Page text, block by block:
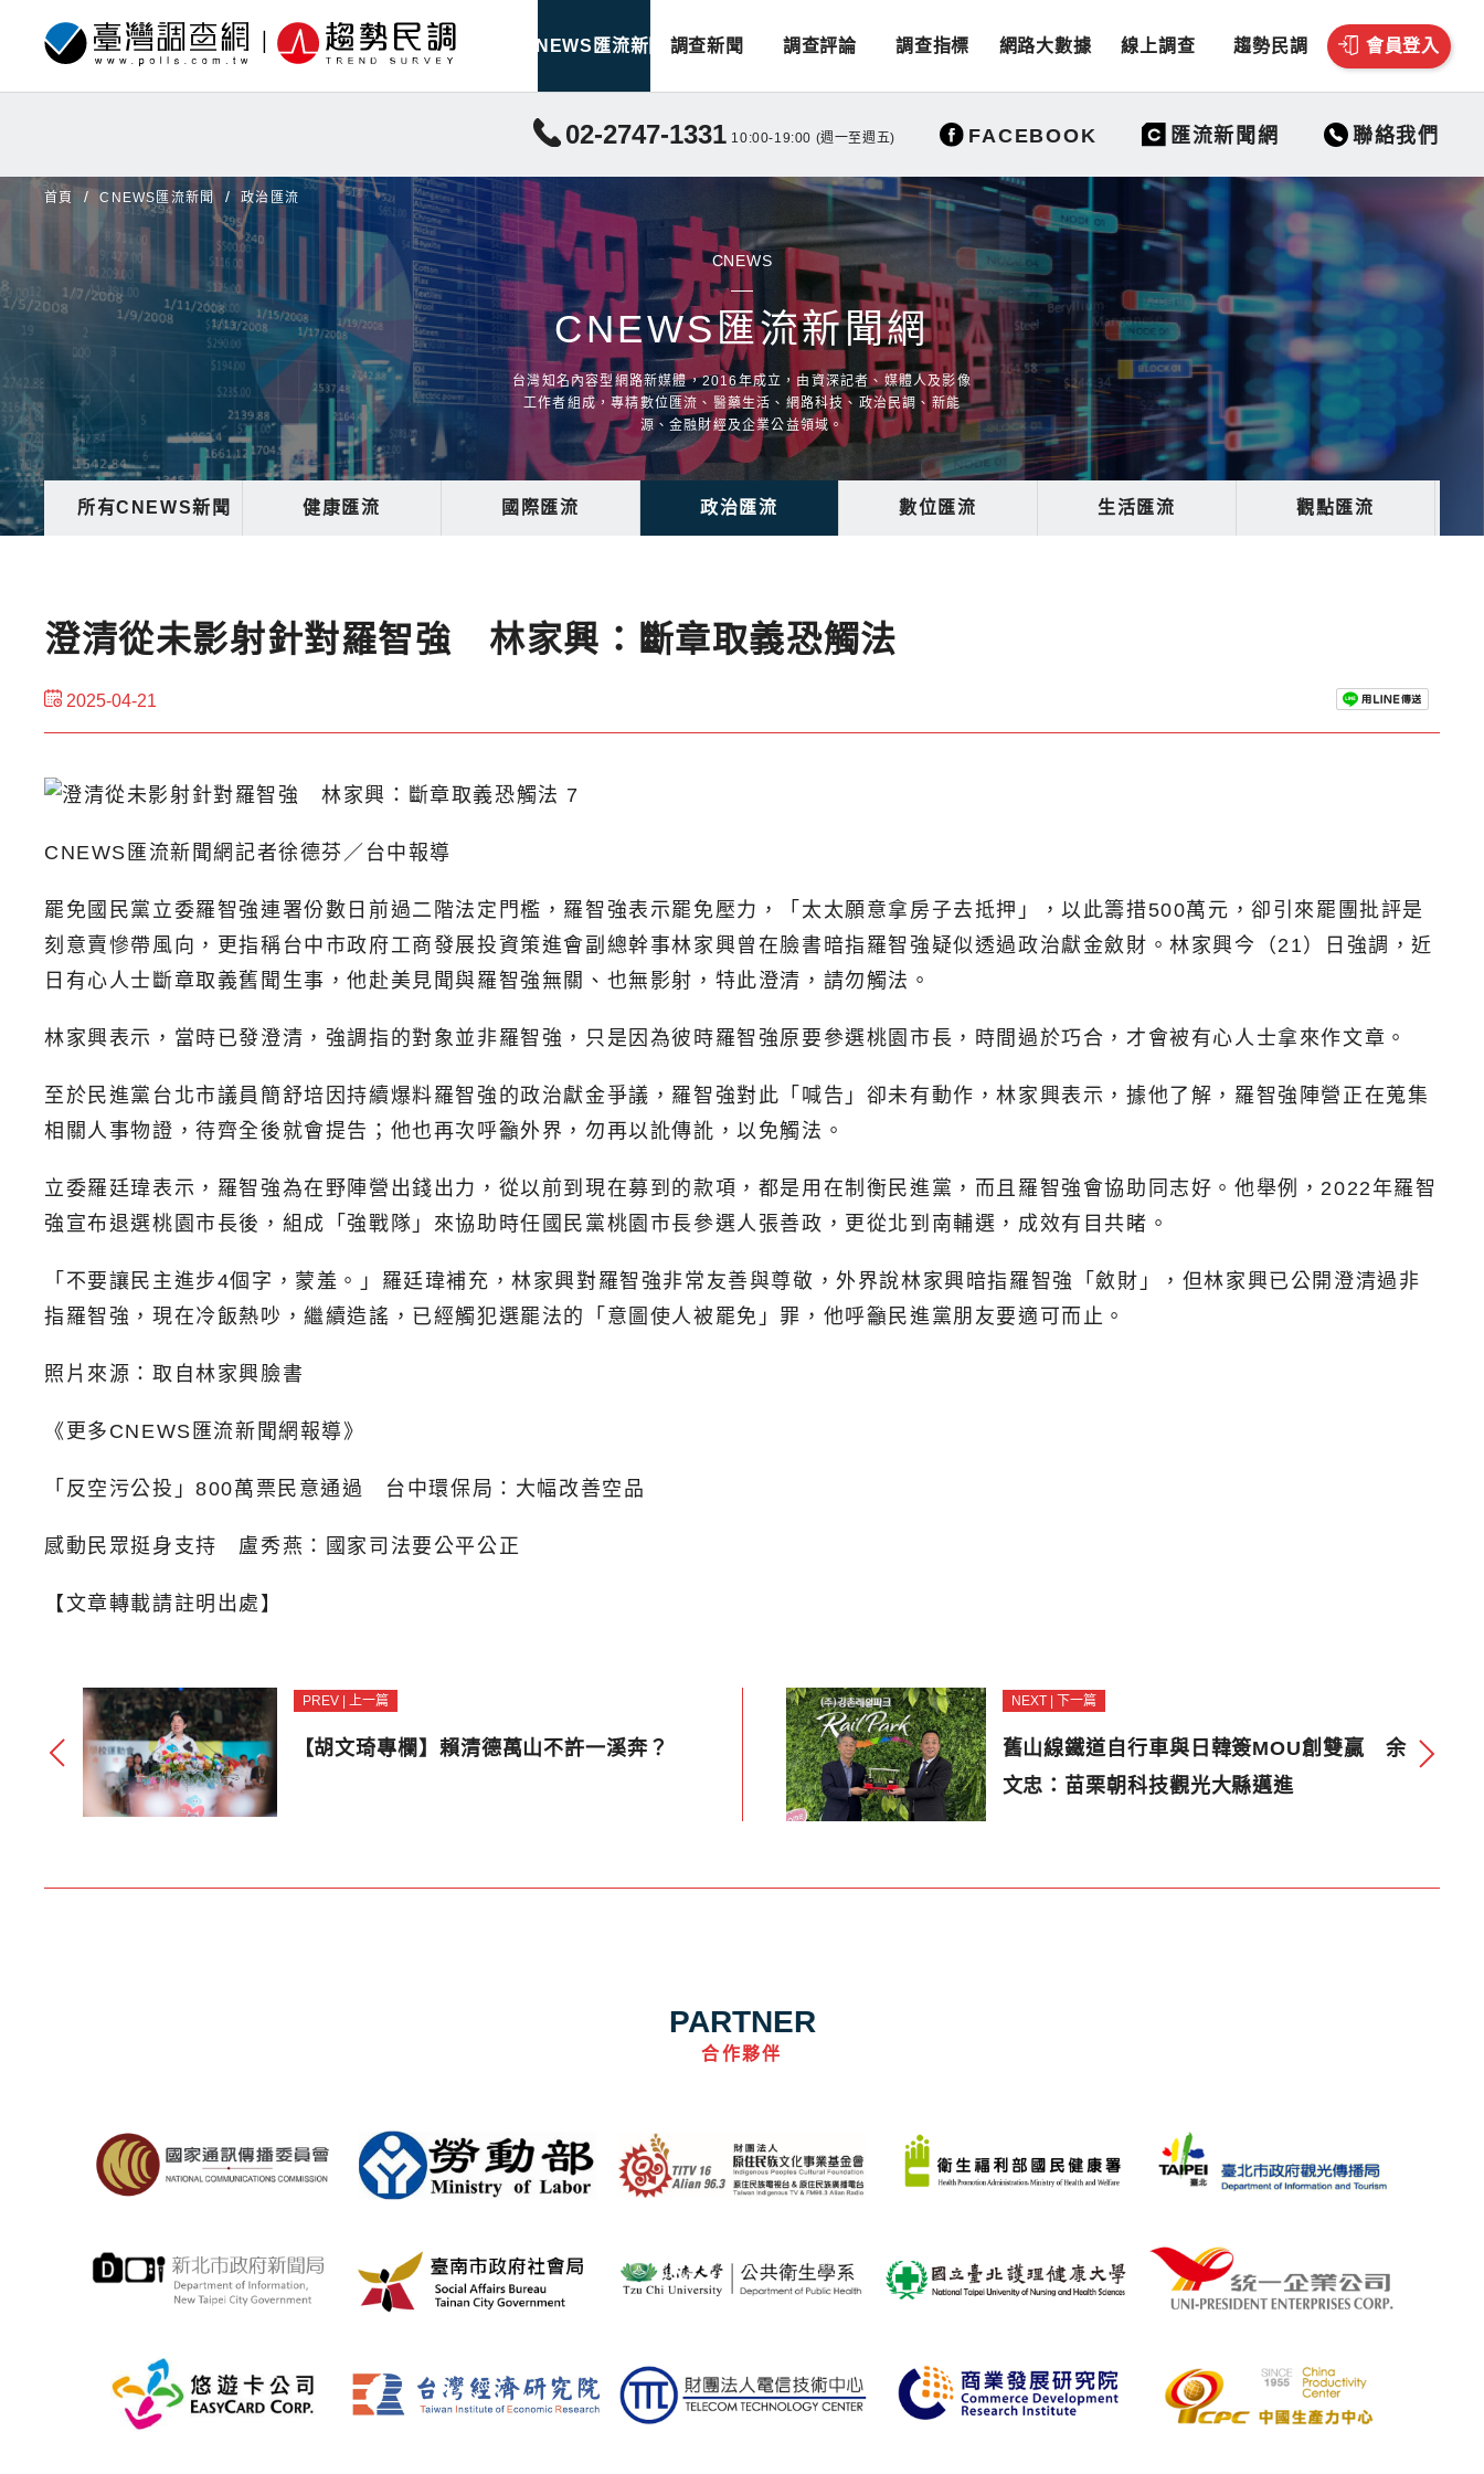
CNEWS匯流新聞 調查新聞 調查評論 調查指標 網路大數據 線上調查 趨勢民調 會員登入
02-2747-1331 10:00-19:00 (週一至週五) FACEBOOK 匯流新聞網 聯絡我們
首頁 CNEWS匯流新聞 政治匯流
CNEWS
CNEWS匯流新聞網
台灣知名內容型網路新媒體，2016年成立，由資深記者、媒體人及影像
工作者組成，專精數位匯流、醫藥生活、網路科技、政治民調、新能
源、金融財經及企業公益領域。
所有CNEWS新聞 健康匯流 國際匯流 政治匯流 數位匯流 生活匯流 觀點匯流
澄清從未影射針對羅智強 林家興：斷章取義恐觸法
2025-04-21
CNEWS匯流新聞網記者徐德芬／台中報導
罷免國民黨立委羅智強連署份數日前過二階法定門檻，羅智強表示罷免壓力，「太太願意拿房子去抵押」，以此籌措500萬元，卻引來罷團批評是
刻意賣慘帶風向，更指稱台中市政府工商發展投資策進會副總幹事林家興曾在臉書暗指羅智強疑似透過政治獻金斂財。林家興今（21）日強調，近
日有心人士斷章取義舊聞生事，他赴美見聞與羅智強無關、也無影射，特此澄清，請勿觸法。
林家興表示，當時已發澄清，強調指的對象並非羅智強，只是因為彼時羅智強原要參選桃園市長，時間過於巧合，才會被有心人士拿來作文章。
至於民進黨台北市議員簡舒培因持續爆料羅智強的政治獻金爭議，羅智強對此「喊告」卻未有動作，林家興表示，據他了解，羅智強陣營正在蒐集
相關人事物證，待齊全後就會提告；他也再次呼籲外界，勿再以訛傳訛，以免觸法。
立委羅廷瑋表示，羅智強為在野陣營出錢出力，從以前到現在募到的款項，都是用在制衡民進黨，而且羅智強會協助同志好。他舉例，2022年羅智
強宣布退選桃園市長後，組成「強戰隊」來協助時任國民黨桃園市長參選人張善政，更從北到南輔選，成效有目共睹。
「不要讓民主進步4個字，蒙羞。」羅廷瑋補充，林家興對羅智強非常友善與尊敬，外界說林家興暗指羅智強「斂財」，但林家興已公開澄清過非
指羅智強，現在冷飯熱吵，繼續造謠，已經觸犯選罷法的「意圖使人被罷免」罪，他呼籲民進黨朋友要適可而止。
照片來源：取自林家興臉書
《更多CNEWS匯流新聞網報導》
「反空污公投」800萬票民意通過 台中環保局：大幅改善空品
感動民眾挺身支持 盧秀燕：國家司法要公平公正
【文章轉載請註明出處】
PREV | 上一篇
【胡文琦專欄】賴清德萬山不許一溪奔？
NEXT | 下一篇
舊山線鐵道自行車與日韓簽MOU創雙贏 余
文忠：苗栗朝科技觀光大縣邁進
PARTNER
合作夥伴